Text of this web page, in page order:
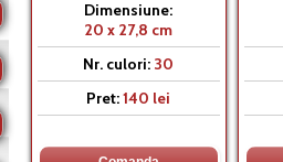
Dimensiune:
20 x 27,8 cm
Nr. culori: 30
Pret:140 lei